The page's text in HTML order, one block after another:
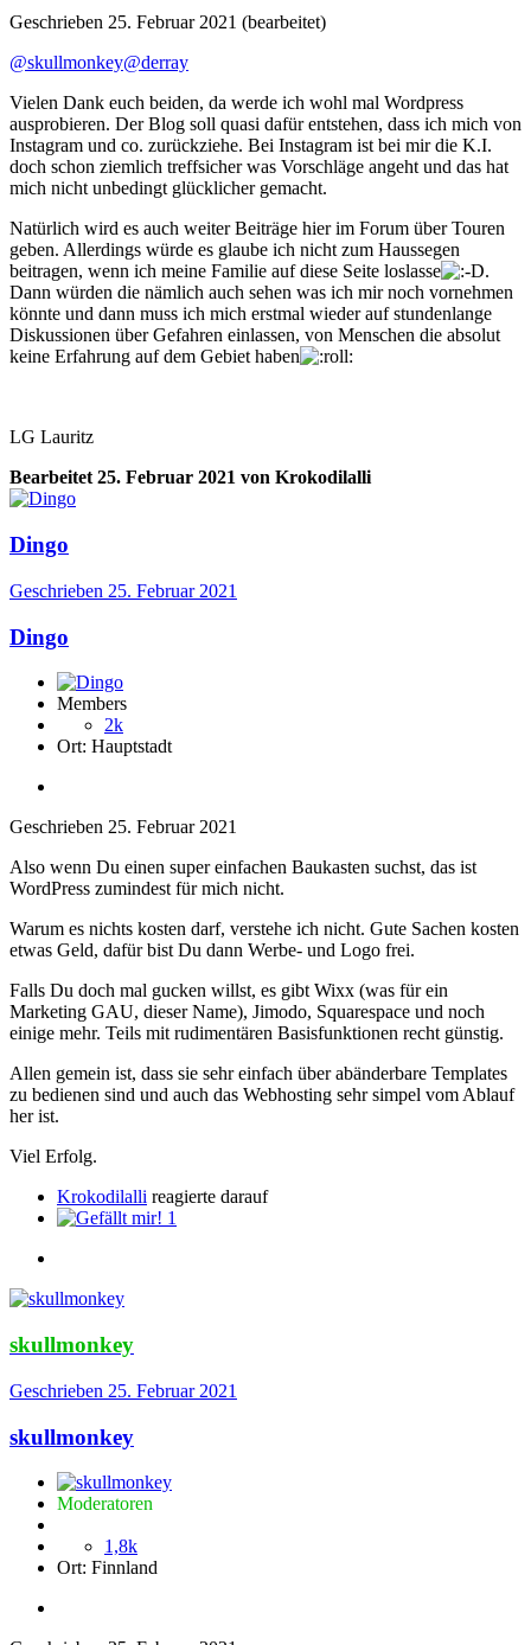
Geschrieben 25. Februar 2021 (bearbeitet)
@skullmonkey@derray
Vielen Dank euch beiden, da werde ich wohl mal Wordpress
ausprobieren. Der Blog soll quasi dafür entstehen, dass ich mich von
Instagram und co. zurückziehe. Bei Instagram ist bei mir die K.I.
doch schon ziemlich treffsicher was Vorschläge angeht und das hat
mich nicht unbedingt glücklicher gemacht.
Natürlich wird es auch weiter Beiträge hier im Forum über Touren
geben. Allerdings würde es glaube ich nicht zum Haussegen
beitragen, wenn ich meine Familie auf diese Seite loslasse
.
Dann würden die nämlich auch sehen was ich mir noch vornehmen
könnte und dann muss ich mich erstmal wieder auf stundenlange
Diskussionen über Gefahren einlassen, von Menschen die absolut
keine Erfahrung auf dem Gebiet haben
LG Lauritz
Bearbeitet25. Februar 2021 von Krokodilalli
Dingo
Geschrieben 25. Februar 2021
Dingo
Members
2k
Ort: Hauptstadt
Geschrieben 25. Februar 2021
Also wenn Du einen super einfachen Baukasten suchst, das ist
WordPress zumindest für mich nicht.
Warum es nichts kosten darf, verstehe ich nicht. Gute Sachen kosten
etwas Geld, dafür bist Du dann Werbe- und Logo frei.
Falls Du doch mal gucken willst, es gibt Wixx (was für ein
Marketing GAU, dieser Name), Jimodo, Squarespace und noch
einige mehr. Teils mit rudimentären Basisfunktionen recht günstig.
Allen gemein ist, dass sie sehr einfach über abänderbare Templates
zu bedienen sind und auch das Webhosting sehr simpel vom Ablauf
her ist.
Viel Erfolg.
Krokodilalli reagierte darauf
1
skullmonkey
Geschrieben 25. Februar 2021
skullmonkey
Moderatoren
1,8k
Ort: Finnland